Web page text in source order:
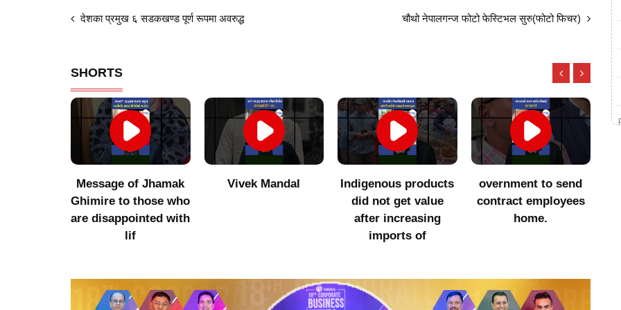
देशका प्रमुख ६ सडकखण्ड पूर्ण रूपमा अवरुद्ध चौथो नेपालगन्ज फोटो फेस्टिभल सुरु(फोटो फिचर)
SHORTS
Vivek Mandal
Indigenous products
overnment to send
contract employees
home.
सातै प्रदेशमा एमालेसँगको
सहकार्य अन्त्य गर्ने